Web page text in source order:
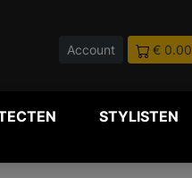
Account € 0.00
STYLISTEN